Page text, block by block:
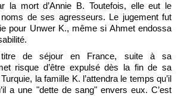
la mort d’Annie B. Toutefois, elle eut le
de ses agresseurs. Le jugement fut
pour Unwer K., même si Ahmet endossa
titre de séjour en France, suite à sa
risque d’être expulsé dès la fin de sa
la famille K. l’attendra le temps qu’il
a une "dette de sang" envers eux. C’est